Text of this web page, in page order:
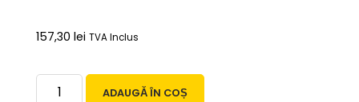
157,30 lei TVA Inclus
ADAUGĂ ÎN COȘ